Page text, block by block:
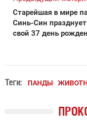
Старейшая в мире
Синь-Син празднует
свой 37 день
Теги: ПАНДЫ